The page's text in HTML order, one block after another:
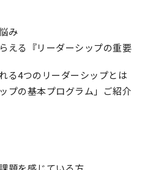
み
える『リーダーシップの重要
る4つのリーダーシップとは
プの基本プログラム」ご紹介